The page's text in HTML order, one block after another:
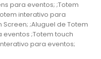
para eventos; ;Totem
interativo para
;Aluguel de Totem
;Totem touch
para eventos;